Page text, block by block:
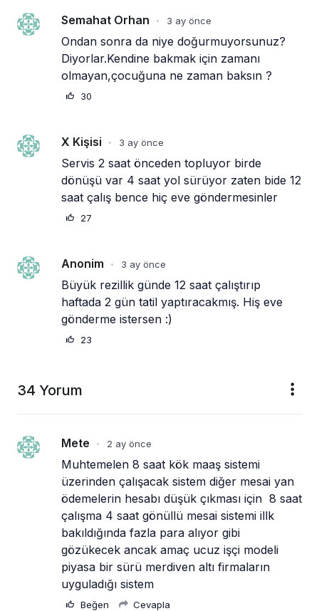
Semahat Orhan • 3 ay önce
Ondan sonra da niye doğurmuyorsunuz?
Diyorlar.Kendine bakmak için zamanı
olmayan,çocuğuna ne zaman baksın ?
30
X Kişisi • 3 ay önce
Servis 2 saat önceden topluyor birde
dönüşü var 4 saat yol sürüyor zaten bide 12
saat çalış bence hiç eve göndermesinler
27
Anonim • 3 ay önce
Büyük rezillik günde 12 saat çalıştırıp
haftada 2 gün tatil yaptıracakmış. Hiş eve
gönderme istersen :)
23
34 Yorum
Mete • 2 ay önce
Muhtemelen 8 saat kök maaş sistemi
üzerinden çalışacak sistem diğer mesai yan
ödemelerin hesabı düşük çıkması için  8 saat
çalışma 4 saat gönüllü mesai sistemi illk
bakıldığında fazla para alıyor gibi
gözükecek ancak amaç ucuz işçi modeli
piyasa bir sürü merdiven altı firmaların
uyguladığı sistem
Beğen Cevapla